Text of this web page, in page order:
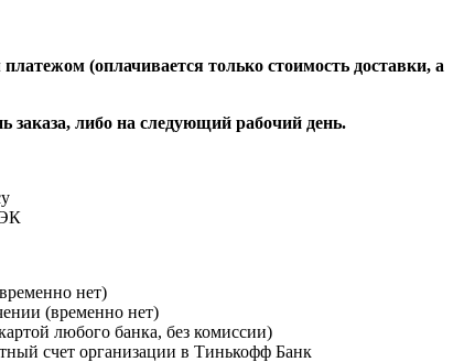
(оплачивается только стоимость доставки, а
заказа, либо на следующий рабочий день.
нет)
(временно нет)
любого банка, без комиссии)
счет организации в Тинькофф Банк